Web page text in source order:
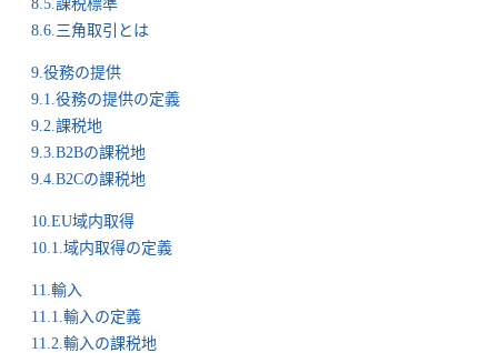
8.5.課税標準
8.6.三角取引とは
9.役務の提供
9.1.役務の提供の定義
9.2.課税地
9.3.B2Bの課税地
9.4.B2Cの課税地
10.EU域内取得
10.1.域内取得の定義
11.輸入
11.1.輸入の定義
11.2.輸入の課税地